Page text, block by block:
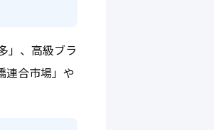
」、高級ブラ
連合市場」や